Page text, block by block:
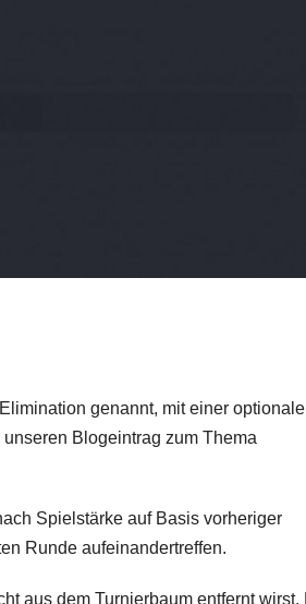
genannt, mit einer
Blogeintrag zum Thema
Spielstärke auf Basis vorheriger
Runde aufeinandertreffen.
aus dem Turnierbaum entfernt wirst.